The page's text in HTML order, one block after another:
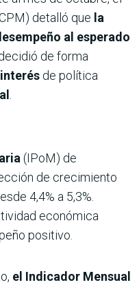
detalló que la
al esperado
de forma
de política
(IPoM) de
de crecimiento
4,4% a 5,3%.
económica
positivo.
el Indicador Mensual